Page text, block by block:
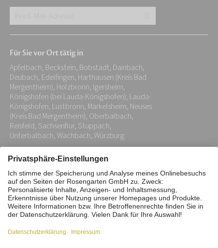
E-
Adresse:
*
Für Sie vor Ort tätig in
Apfelbach, Beckstein, Bobstadt, Dainbach,
Deubach, Edelfingen, Harthausen (Kreis Bad
Mergentheim), Holzbronn, Igersheim,
Königshofen (bei Lauda-Königshofen), Lauda-
Königshofen, Lustbronn, Markelsheim, Neuses
(Kreis Bad Mergentheim), Oberbalbach,
Reisfeld, Sachsenflur, Stuppach,
Unterbalbach, Wachbach, Würzburg.
Impressum Datenschutz
Stiftung
Interne Meldestelle
Zahlungsmittel
Barrierefreiheitserklärung
Vertrag widerrufen